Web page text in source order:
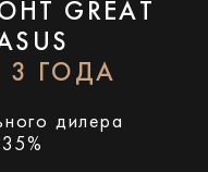
GREAT
3 ГОДА
дилера